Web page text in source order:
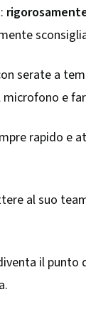
serate a
e
rapido e
al suo
il punto